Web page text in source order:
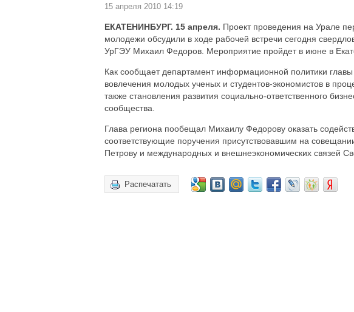
15 апреля 2010 14:19
ЕКАТЕНИНБУРГ. 15 апреля. Проект проведения на Урале
молодежи обсудили в ходе рабочей встречи сегодня
УрГЭУ Михаил Федоров. Мероприятие пройдет в июне в
Как сообщает департамент информационной политики
вовлечения молодых ученых и студентов-экономистов в
также становления развития социально-ответственного
сообщества.
Глава региона пообещал Михаилу Федорову оказать
соответствующие поручения присутствовавшим на
Петрову и международных и внешнеэкономических связей
Распечатать